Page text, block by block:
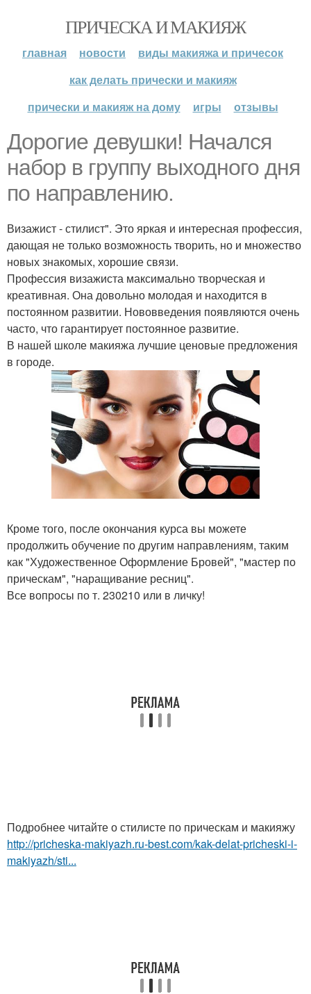
ПРИЧЕСКА И МАКИЯЖ
главная новости
виды макияжа и причесок
как делать прически и макияж
прически и макияж на дому
игры отзывы
Дорогие девушки! Начался
набор в группу выходного дня
по направлению.
Визажист - стилист". Это яркая и интересная профессия,
дающая не только возможность творить, но и множество
новых знакомых, хорошие связи.
Профессия визажиста максимально творческая и
креативная. Она довольно молодая и находится в
постоянном развитии. Нововведения появляются очень
часто, что гарантирует постоянное развитие.
В нашей школе макияжа лучшие ценовые предложения
в городе.
Кроме того, после окончания курса вы можете
продолжить обучение по другим направлениям, таким
как "Художественное Оформление Бровей", "мастер по
прическам", "наращивание ресниц".
Все вопросы по т. 230210 или в личку!
Подробнее читайте о стилисте по прическам и макияжу
http://pricheska-makiyazh.ru-best.com/kak-delat-pricheski-i-
makiyazh/sti...